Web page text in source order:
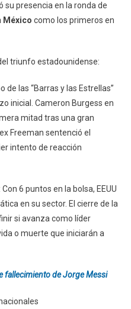
presencia en la ronda de
México como los primeros en
triunfo estadounidense:
de las “Barras y las Estrellas”
inicial. Cameron Burgess en
mitad tras una gran
Freeman sentenció el
intento de reacción
: Con 6 puntos en la bolsa, EEUU
en su sector. El cierre de la
si avanza como líder
o muerte que iniciarán a
fallecimiento de Jorge Messi